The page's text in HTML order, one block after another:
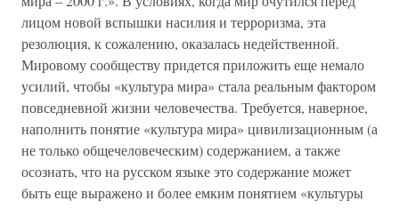
лицом новой вспышки насилия и терроризма, эта
резолюция, к сожалению, оказалась недейственной.
Мировому сообществу придется приложить еще немало
усилий, чтобы «культура мира» стала реальным фактором
повседневной жизни человечества. Требуется, наверное,
наполнить понятие «культура мира» цивилизационным (а
не только общечеловеческим) содержанием, а также
осознать, что на русском языке это содержание может
быть еще выражено и более емким понятием «культуры